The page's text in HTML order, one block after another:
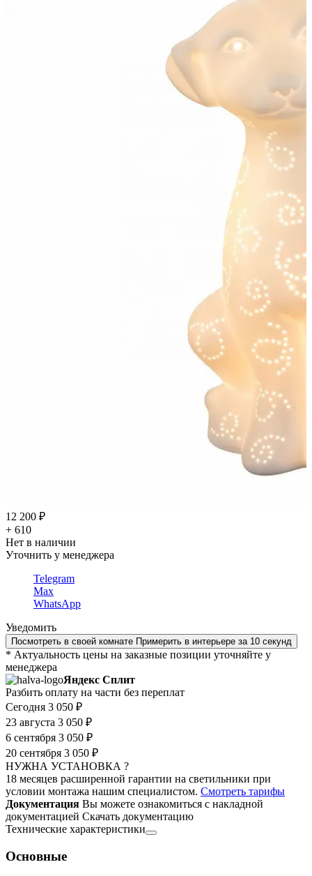
12 200 ₽
+ 610
Нет в наличии
Уточнить у менеджера
Telegram
Max
WhatsApp
Уведомить
Посмотреть в своей комнате Примерить в интерьере за 10 секунд
* Актуальность цены на заказные позиции уточняйте у
менеджера
Яндекс Сплит
Разбить оплату на части без переплат
Сегодня 3 050 ₽
23 августа 3 050 ₽
6 сентября 3 050 ₽
20 сентября 3 050 ₽
НУЖНА УСТАНОВКА ?
18 месяцев расширенной гарантии на светильники при
условии монтажа нашим специалистом. Смотреть тарифы
Документация Вы можете ознакомиться с накладной
документацией Скачать документацию
Технические характеристики
Основные